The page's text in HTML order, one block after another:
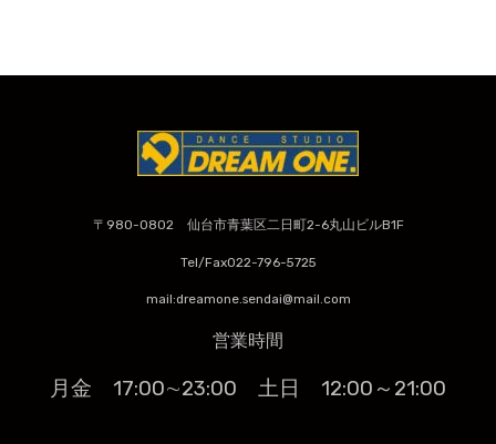
〒980-0802 仙台市青葉区二日町2-6丸山ビルB1F
Tel/Fax022-796-5725
mail:dreamone.sendai@mail.com
営業時間
月金 17:00∼23:00 土日 12:00～21:00